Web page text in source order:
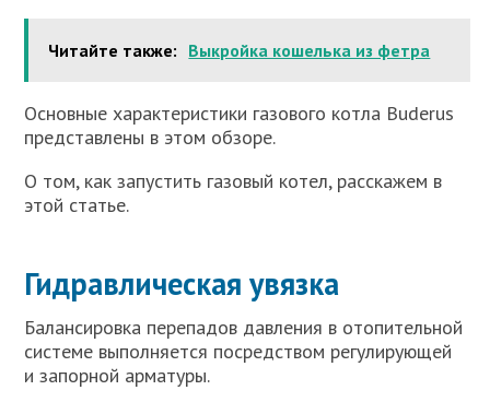
Читайте также: Выкройка кошелька из фетра
Основные характеристики газового котла Buderus
представлены в этом обзоре.
О том, как запустить газовый котел, расскажем в
этой статье.
Гидравлическая увязка
Балансировка перепадов давления в отопительной
системе выполняется посредством регулирующей
и запорной арматуры.